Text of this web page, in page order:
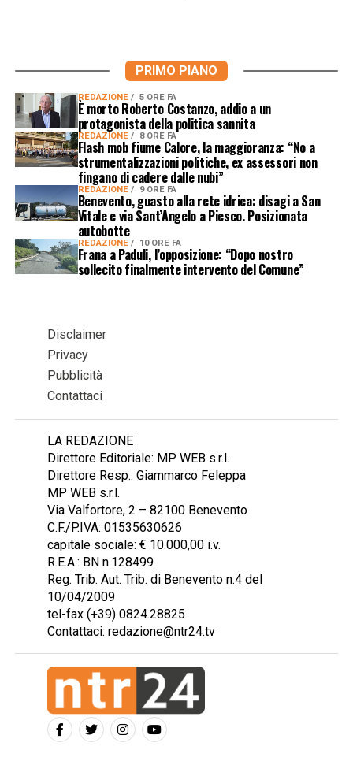
PRIMO PIANO
REDAZIONE 5 ORE FA
È morto Roberto Costanzo, addio a un
protagonista della politica sannita
REDAZIONE 8 ORE FA
Flash mob fiume Calore, la maggioranza: “No a
strumentalizzazioni politiche, ex assessori non
fingano di cadere dalle nubi”
REDAZIONE 9 ORE FA
Benevento, guasto alla rete idrica: disagi a San
Vitale e via Sant’Angelo a Piesco. Posizionata
autobotte
REDAZIONE 10 ORE FA
Frana a Paduli, l’opposizione: “Dopo nostro
sollecito finalmente intervento del Comune”
Disclaimer
Privacy
Pubblicità
Contattaci
LA REDAZIONE
Direttore Editoriale: MP WEB s.r.l.
Direttore Resp.: Giammarco Feleppa
MP WEB s.r.l.
Via Valfortore, 2 – 82100 Benevento
C.F./P.IVA: 01535630626
capitale sociale: € 10.000,00 i.v.
R.E.A.: BN n.128499
Reg. Trib. Aut. Trib. di Benevento n.4 del
10/04/2009
tel-fax (+39) 0824.28825
Contattaci: redazione@ntr24.tv